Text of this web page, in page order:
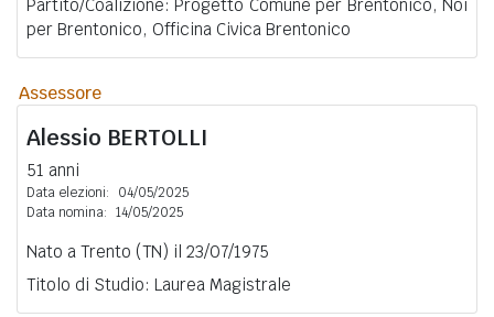
Partito/Coalizione: Progetto Comune per Brentonico, Noi
per Brentonico, Officina Civica Brentonico
Assessore
Alessio BERTOLLI
51 anni
Data elezioni:
04/05/2025
Data nomina: 14/05/2025
Nato a Trento (TN) il 23/07/1975
Titolo di Studio: Laurea Magistrale